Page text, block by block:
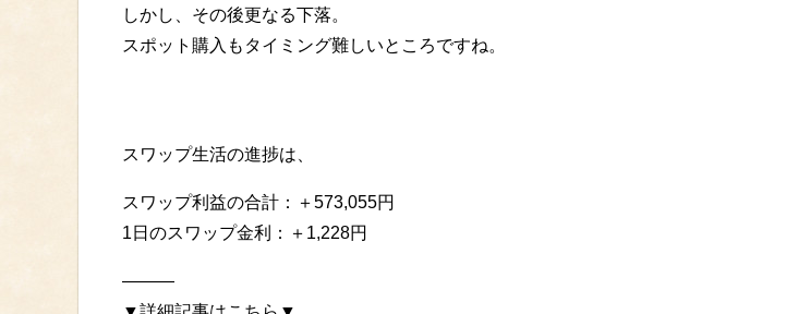
しかし、その後更なる下落。
スポット購入もタイミング難しいところですね。
スワップ生活の進捗は、
スワップ利益の合計：＋573,055円
1日のスワップ金利：＋1,228円
———